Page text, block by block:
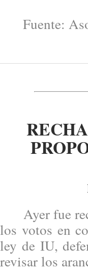
Fuente:
Ayer fue
los votos en
ley de IU,
revisar los